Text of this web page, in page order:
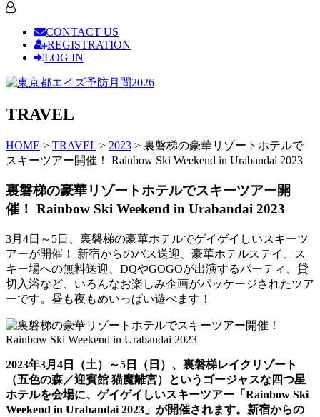
CONTACT US
REGISTRATION
LOG IN
TRAVEL
HOME > TRAVEL > 2023 > 裏磐梯の豪華リゾートホテルで
スキーツアー開催！ Rainbow Ski Weekend in Urabandai 2023
裏磐梯の豪華リゾートホテルでスキーツアー開
催！ Rainbow Ski Weekend in Urabandai 2023
3月4日～5日、裏磐梯の豪華ホテルでゲイゲイしいスキーツ
アーが開催！ 新宿からのバス送迎、豪華ホテルステイ、ス
キー場への無料送迎、DQやGOGOが出演するパーティ、貸
切入浴など、いろんなお楽しみ企画がパッケージされたツア
ーです。昼も夜もめいっぱい遊べます！
2023年3月4日（土）～5日（日）、裏磐梯レイクリゾート
（五色の森／迎賓館 猫魔離宮）というゴージャスな四つ星
ホテルを会場に、ゲイゲイしいスキーツアー「Rainbow Ski
Weekend in Urabandai 2023」が開催されます。新宿からの